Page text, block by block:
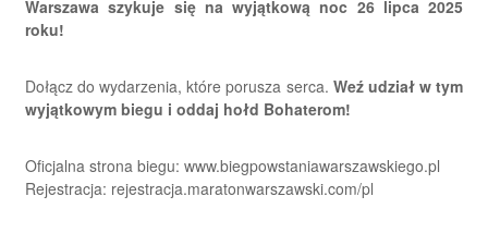
Warszawa szykuje się na wyjątkową noc 26 lipca 2025
roku!
Dołącz do wydarzenia, które porusza serca. Weź udział w tym
wyjątkowym biegu i oddaj hołd Bohaterom!
Oficjalna strona biegu: www.biegpowstaniawarszawskiego.pl
Rejestracja: rejestracja.maratonwarszawski.com/pl